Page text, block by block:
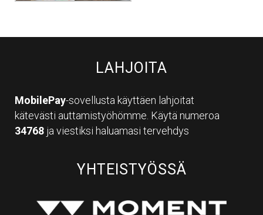
LAHJOITA
MobilePay-sovellusta käyttäen lahjoitat
kätevästi auttamistyöhömme. Käytä numeroa
34768 ja viestiksi haluamasi tervehdys
YHTEISTYÖSSÄ